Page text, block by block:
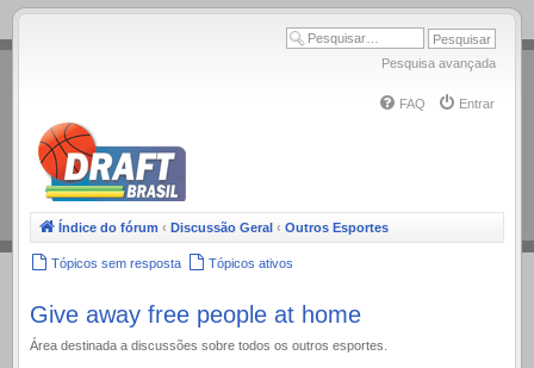
.
Pesquisa avançada
FAQ Entrar
Índice do fórum ‹ Discussão Geral ‹ Outros Esportes
Tópicos sem resposta Tópicos ativos
Give away free people at home
Área destinada a discussões sobre todos os outros esportes.